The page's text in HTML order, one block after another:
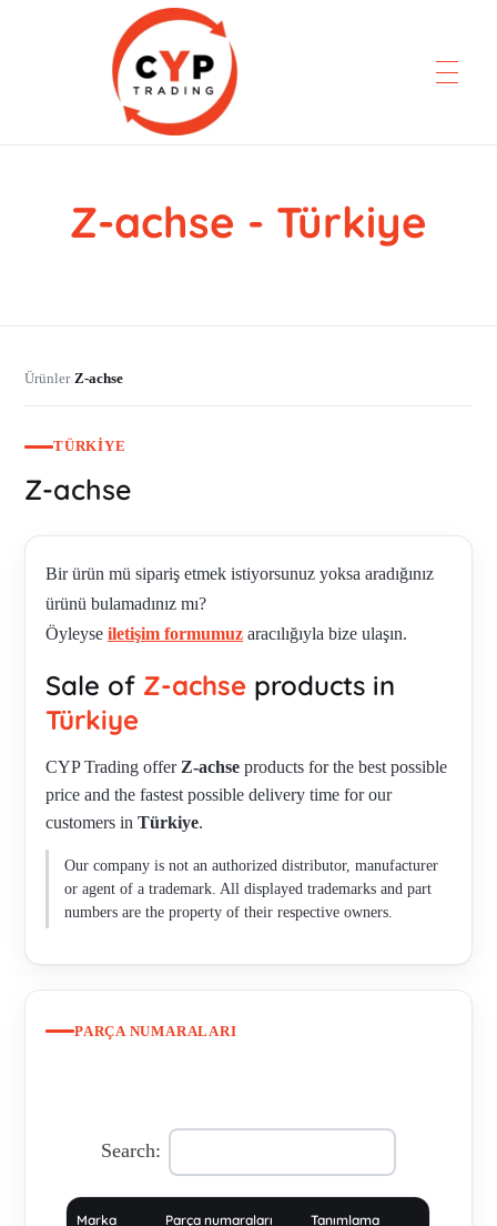
CYP Trading
Professionelle Ersatzteilbeschaffung
Z-achse - Türkiye
Ürünler›Z-achse
TÜRKIYE
Z-achse
Bir ürün mü sipariş etmek istiyorsunuz yoksa aradığınız
ürünü bulamadınız mı?
Öyleyse iletişim formumuz aracılığıyla bize ulaşın.
Sale of Z-achse products in
Türkiye
CYP Trading offer Z-achse products for the best possible
price and the fastest possible delivery time for our
customers in Türkiye.
Our company is not an authorized distributor, manufacturer
or agent of a trademark. All displayed trademarks and part
numbers are the property of their respective owners.
PARÇA NUMARALARI
Search:
Marka Parça numaraları Tanımlama